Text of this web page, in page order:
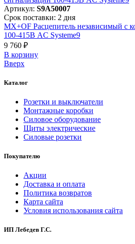
Артикул: S9A50007
Срок поставки: 2 дня
MX+OF Расцепитель независимый с
100-415В AC Systeme9
9 760 ₽
В корзинy
Вверх
Каталог
Розетки и выключатели
Монтажные коробки
Силовое оборудование
Щиты электрические
Силовые розетки
Покупателю
Акции
Доставка и оплата
Политика возвратов
Карта сайта
Условия использования сайта
ИП Лебедев Г.С.